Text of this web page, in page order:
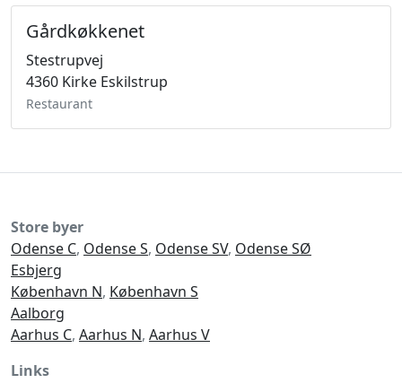
Gårdkøkkenet
Stestrupvej
4360 Kirke Eskilstrup
Restaurant
Store byer
Odense C, Odense S, Odense SV, Odense SØ
Esbjerg
København N, København S
Aalborg
Aarhus C, Aarhus N, Aarhus V
Links